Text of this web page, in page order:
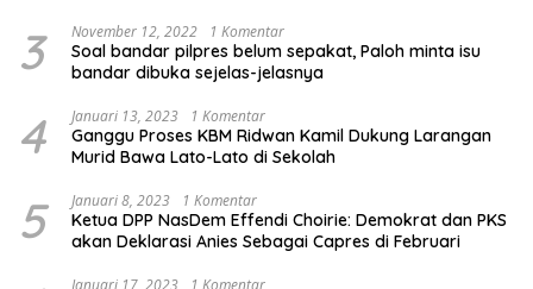
3 November 12, 2022 1 Komentar
Soal bandar pilpres belum sepakat, Paloh minta isu
bandar dibuka sejelas-jelasnya
4 Januari 13, 2023 1 Komentar
Ganggu Proses KBM Ridwan Kamil Dukung Larangan
Murid Bawa Lato-Lato di Sekolah
5 Januari 8, 2023 1 Komentar
Ketua DPP NasDem Effendi Choirie: Demokrat dan PKS
akan Deklarasi Anies Sebagai Capres di Februari
Januari 17, 2023 1 Komentar